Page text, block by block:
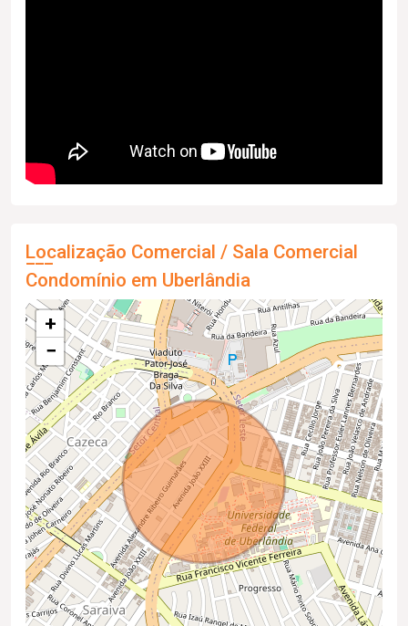
Localização Comercial / Sala Comercial
Condomínio em Uberlândia
+
−